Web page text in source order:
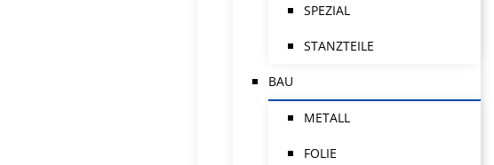
SPEZIAL
STANZTEILE
BAU
METALL
FOLIE